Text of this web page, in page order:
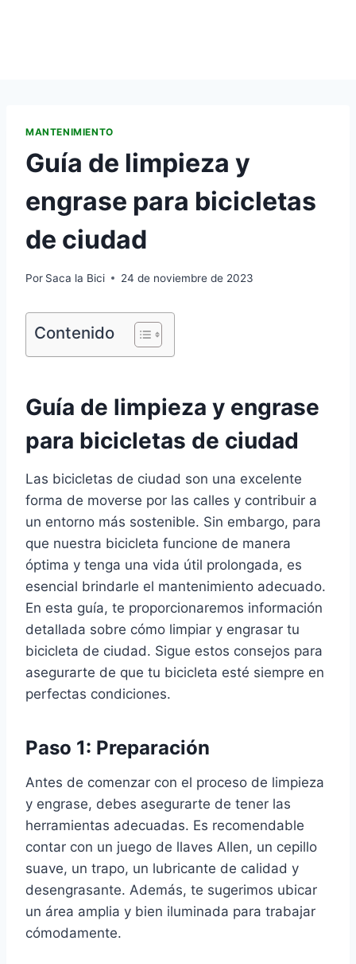
MANTENIMIENTO
Guía de limpieza y
engrase para bicicletas
de ciudad
Por Saca la Bici 24 de noviembre de 2023
Contenido
Guía de limpieza y engrase
para bicicletas de ciudad
Las bicicletas de ciudad son una excelente
forma de moverse por las calles y contribuir a
un entorno más sostenible. Sin embargo, para
que nuestra bicicleta funcione de manera
óptima y tenga una vida útil prolongada, es
esencial brindarle el mantenimiento adecuado.
En esta guía, te proporcionaremos información
detallada sobre cómo limpiar y engrasar tu
bicicleta de ciudad. Sigue estos consejos para
asegurarte de que tu bicicleta esté siempre en
perfectas condiciones.
Paso 1: Preparación
Antes de comenzar con el proceso de limpieza
y engrase, debes asegurarte de tener las
herramientas adecuadas. Es recomendable
contar con un juego de llaves Allen, un cepillo
suave, un trapo, un lubricante de calidad y
desengrasante. Además, te sugerimos ubicar
un área amplia y bien iluminada para trabajar
cómodamente.